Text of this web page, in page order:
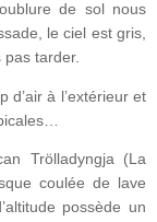
de sol nous
le ciel est gris,
pas tarder.
d’air à l’extérieur et
Trölladyngja (La
coulée de lave
possède un